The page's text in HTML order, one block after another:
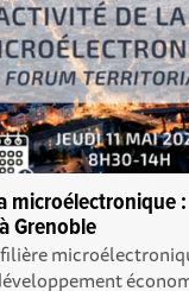
microélectronique
Grenoble